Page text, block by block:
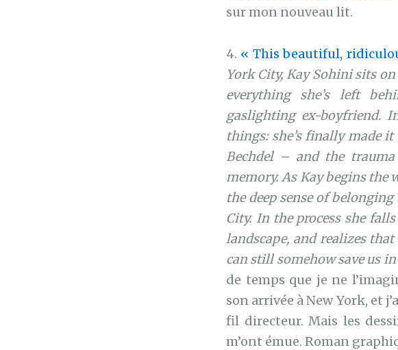
sur mon nouveau lit.
4. « This beautiful,
York City, Kay Sohini sits
everything she’s left
gaslighting ex-boyfriend.
things: she’s finally made
Bechdel – and the
memory. As Kay begins the
the deep sense of
City. In the process she
landscape, and realizes
can still somehow save us
de temps que je ne
son arrivée à New York, et
fil directeur. Mais les
m’ont émue. Roman